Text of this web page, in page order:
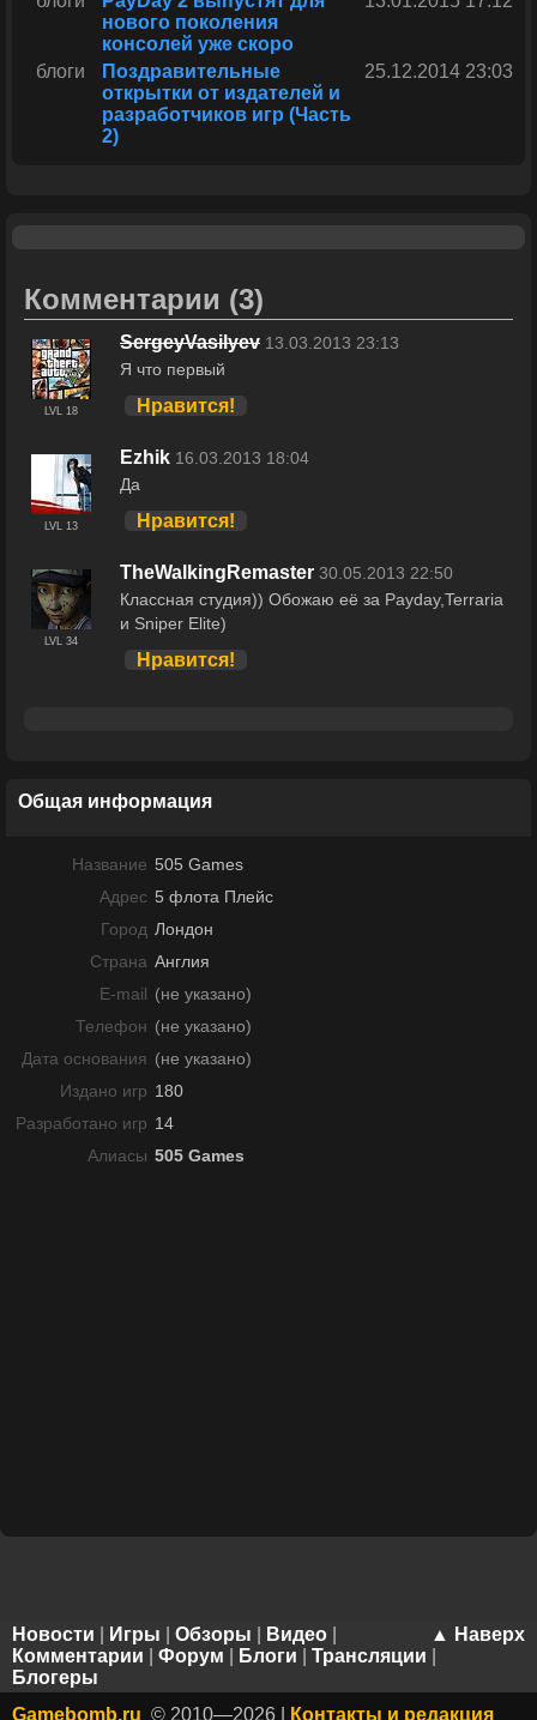
нового поколения
консолей уже скоро
блоги
Поздравительные
открытки от издателей и
разработчиков игр (Часть
2)
25.12.2014 23:03
Комментарии (3)
LVL 18
SergeyVasilyev 13.03.2013 23:13
Я что первый
Нравится!
LVL 13
Ezhik 16.03.2013 18:04
Да
Нравится!
LVL 34
TheWalkingRemaster 30.05.2013 22:50
Классная студия)) Обожаю её за Payday,Terraria
и Sniper Elite)
Нравится!
Общая информация
Название 505 Games
Адрес 5 флота Плейс
Город Лондон
Страна Англия
E-mail (не указано)
Телефон (не указано)
Дата основания (не указано)
Издано игр 180
Разработано игр 14
Алиасы 505 Games
▲ Наверх
Новости Игры Обзоры Видео
Комментарии
Форум Блоги Трансляции
Блогеры
Gamebomb.ru © 2010—2026 | Контакты и редакция